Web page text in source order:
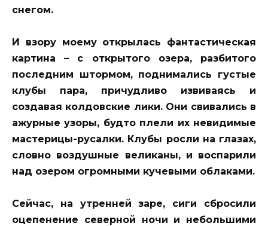
снегом.
И взору моему открылась фантастическая
картина – с открытого озера, разбитого
последним штормом, поднимались густые
клубы пара, причудливо извиваясь и
создавая колдовские лики. Они свивались в
ажурные узоры, будто плели их невидимые
мастерицы-русалки. Клубы росли на глазах,
словно воздушные великаны, и воспарили
над озером огромными кучевыми облаками.
Сейчас, на утренней заре, сиги сбросили
оцепенение северной ночи и небольшими